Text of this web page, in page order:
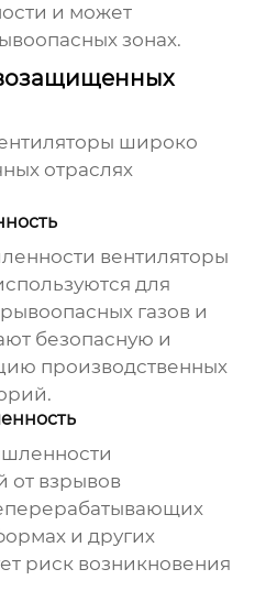
и может
зонах.
широко
отраслях
вентиляторы
для
газов и
безопасную и
производственных
от взрывов
и других
риск возникновения